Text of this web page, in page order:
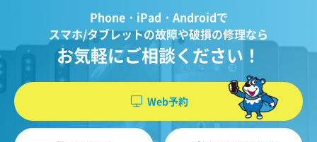
Phone・iPad・Androidで
スマホ/タブレットの故障や破損の修理なら
お気軽にご相談ください！
Web予約